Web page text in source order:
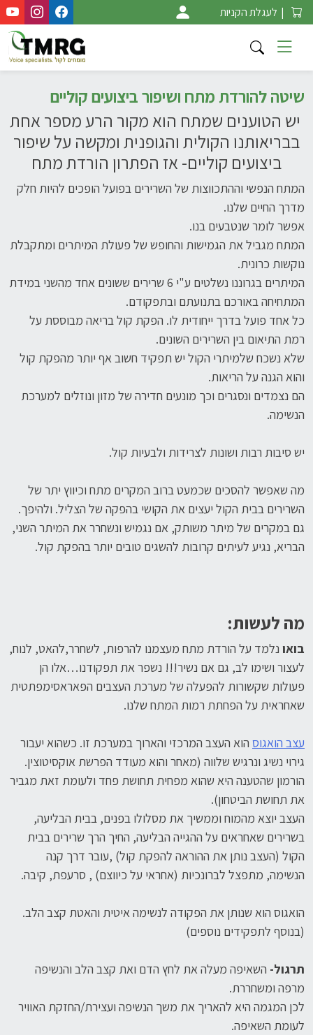
Skip
to
content
| לעגלת הקניות
שיטה להורדת מתח ושיפור ביצועים קוליים
יש הטוענים שמתח הוא מקור הרע מספר אחת
בבריאותנו הקולית והגופנית ומקשה על שיפור
ביצועים קוליים- אז הפתרון הורדת מתח
המתח הנפשי וההתכווצות של השרירים בפועל הופכים להיות חלק
מדרך החיים שלנו.
אפשר לומר שנטבעים בנו.
המתח מגביל את הגמישות והחופש של פעולת המיתרים ומתקבלת
נוקשות כרונית.
המיתרים בגרוננו נשלטים ע"י 6 שרירים ששונים אחד מהשני במידת
המתחיחה באורכם בתנועתם ובתפקודם.
כל אחד פועל בדרך ייחודית לו. הפקת קול בריאה מבוססת על
רמת התיאום בין השרירים השונים.
שלא נשכח שלמיתרי הקול יש תפקיד חשוב אף יותר מהפקת קול
והוא הגנה על הריאות.
הם נצמדים ונסגרים וכך מונעים חדירה של מזון ונוזלים למערכת
הנשימה.
יש סיבות רבות ושונות לצרידות ולבעיות קול.
מה שאפשר להסכים שכמעט ברוב המקרים מתח וכיווץ יתר של
השרירים בבית הקול יעצים את הקושי בהפקה של הצליל. ולהיפך.
גם במקרים של מיתר משותק, אם נגמיש ונשחרר את המיתר השני,
הבריא, נגיע לעיתים קרובות להשגים טובים יותר בהפקת קול.
מה לעשות:
בואו נלמד על הורדת מתח מעצמנו להרפות, לשחרר,להאט, לנוח,
לעצור ושימו לב, גם אם נשיר!!! נשפר את תפקודנו…אלו הן
פעולות שקשורות להפעלה של מערכת העצבים הפאראסימפתטית
שאחראית על הפחתת רמות המתח שלנו.
עצב הואגוס הוא העצב המרכזי והארוך במערכת זו. כשהוא יעבור
גירוי נשיג ונרגיש שלווה (מאחר והוא מעודד הפרשת אוקסיטוצין.
הורמון שהטענה היא שהוא מפחית תחושת פחד ולעומת זאת מגביר
את תחושת הביטחון).
העצב יוצא מהמוח וממשיך את מסלולו בפנים, בבית הבליעה,
בשרירים שאחראים על ההגייה הבליעה, החיך הרך שרירים בבית
הקול (העצב נותן את ההוראה להפקת קול) ,עובר דרך קנה
הנשימה, מתפצל לברונכיות (אחראי על כיווצם) , סרעפת, קיבה.
הואגוס הוא שנותן את הפקודה לנשימה איטית והאטת קצב הלב.
(בנוסף לתפקידים נוספים)
תרגול- השאיפה מעלה את לחץ הדם ואת קצב הלב והנשיפה
מרפה ומשחררת.
לכן המגמה היא להאריך את משך הנשיפה ועצירת/החזקת האוויר
לעומת השאיפה.